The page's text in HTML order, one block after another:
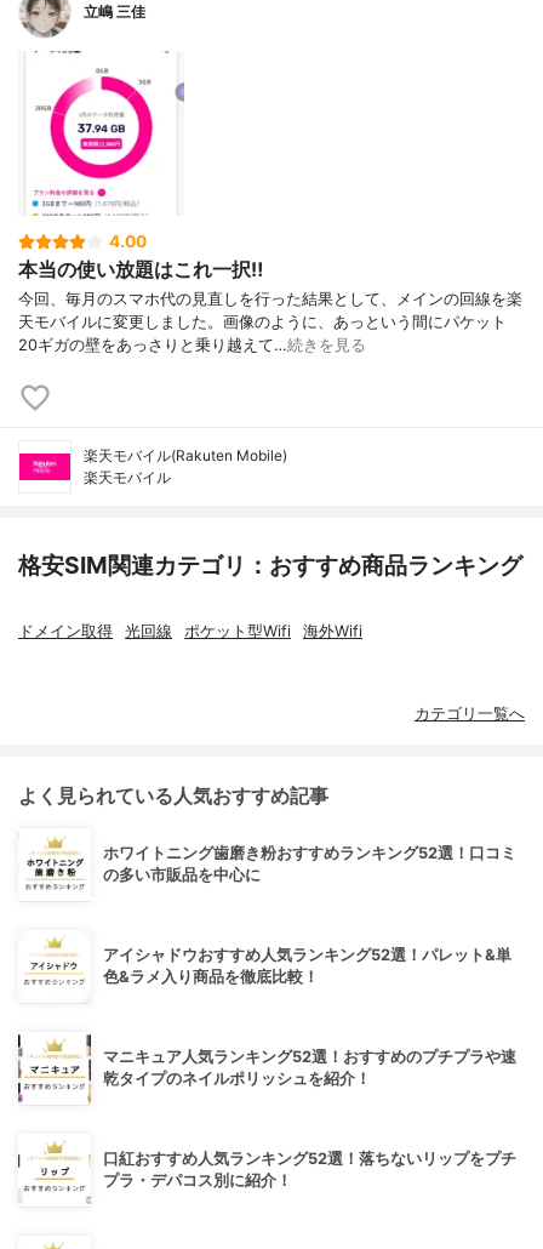
立嶋 三佳
4.00
本当の使い放題はこれ一択‼️
今回、毎月のスマホ代の見直しを行った結果として、メインの回線を楽
天モバイルに変更しました。画像のように、あっという間にパケット
20ギガの壁をあっさりと乗り越えて…続きを見る
楽天モバイル(Rakuten Mobile)
楽天モバイル
格安SIM関連カテゴリ：おすすめ商品ランキング
ドメイン取得 光回線 ポケット型Wifi 海外Wifi
カテゴリ一覧へ
よく見られている人気おすすめ記事
ホワイトニング歯磨き粉おすすめランキング52選！口コミ
の多い市販品を中心に
アイシャドウおすすめ人気ランキング52選！パレット&単
色&ラメ入り商品を徹底比較！
マニキュア人気ランキング52選！おすすめのプチプラや速
乾タイプのネイルポリッシュを紹介！
口紅おすすめ人気ランキング52選！落ちないリップをプチ
プラ・デパコス別に紹介！